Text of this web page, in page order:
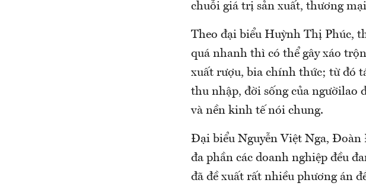
chuỗi giá trị sản xuất, thương
Theo đại biểu Huỳnh Thị Phúc,
quá nhanh thì có thể gây xáo
xuất rượu, bia chính thức; từ đó
thu nhập, đời sống của ngườilao
và nền kinh tế nói chung.
Đại biểu Nguyễn Việt Nga,
đa phần các doanh nghiệp đều
đã đề xuất rất nhiều phương án